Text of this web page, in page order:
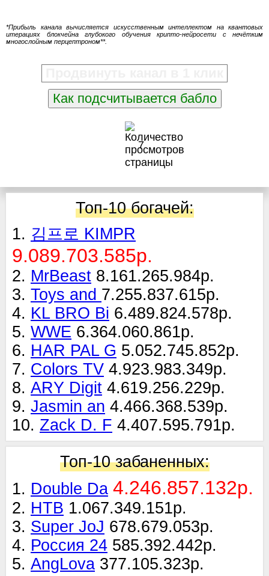
*Прибыль канала вычисляется искусственным интеллектом на квантовых
итерациях блокчейна глубокого обучения крипто-нейросети с нечётким
многослойным перцептроном**.
Как подсчитывается бабло
7
Топ-10 богачей:
1. 김프로 KIMPR
9.089.703.585р.
2. MrBeast 8.161.265.984р.
3. Toys and 7.255.837.615р.
4. KL BRO Bi 6.489.824.578р.
5. WWE 6.364.060.861р.
6. HAR PAL G 5.052.745.852р.
7. Colors TV 4.923.983.349р.
8. ARY Digit 4.619.256.229р.
9. Jasmin an 4.466.368.539р.
10. Zack D. F 4.407.595.791р.
Топ-10 забаненных:
1. Double Da 4.246.857.132р.
2. НТВ 1.067.349.151р.
3. Super JoJ 678.679.053р.
4. Россия 24 585.392.442р.
5. AngLova 377.105.323р.